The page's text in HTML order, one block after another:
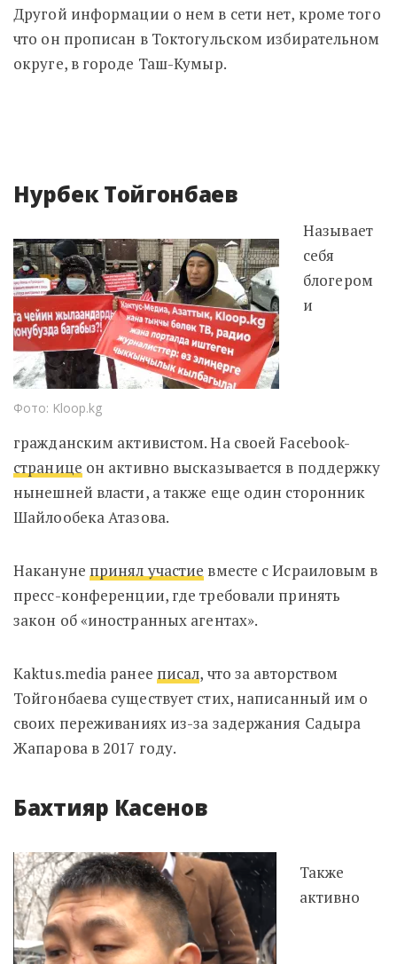
Другой информации о нем в сети нет, кроме того
что он прописан в Токтогульском избирательном
округе, в городе Таш-Кумыр.
Нурбек Тойгонбаев
Фото: Kloop.kg
Называет
себя
блогером
и
гражданским активистом. На своей Facebook-
странице он активно высказывается в поддержку
нынешней власти, а также еще один сторонник
Шайлообека Атазова.
Накануне принял участие вместе с Исраиловым в
пресс-конференции, где требовали принять
закон об «иностранных агентах».
Kaktus.media ранее писал, что за авторством
Тойгонбаева существует стих, написанный им о
своих переживаниях из-за задержания Садыра
Жапарова в 2017 году.
Бахтияр Касенов
Также
активно